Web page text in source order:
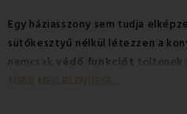
Egy háziasszony sem tudja
sütőkesztyű nélkül létezzen a
nemcsak védő funkciót töltenek
hanem esztétikai funkciót is
TÖBB MEGJELENÍTÉSE...